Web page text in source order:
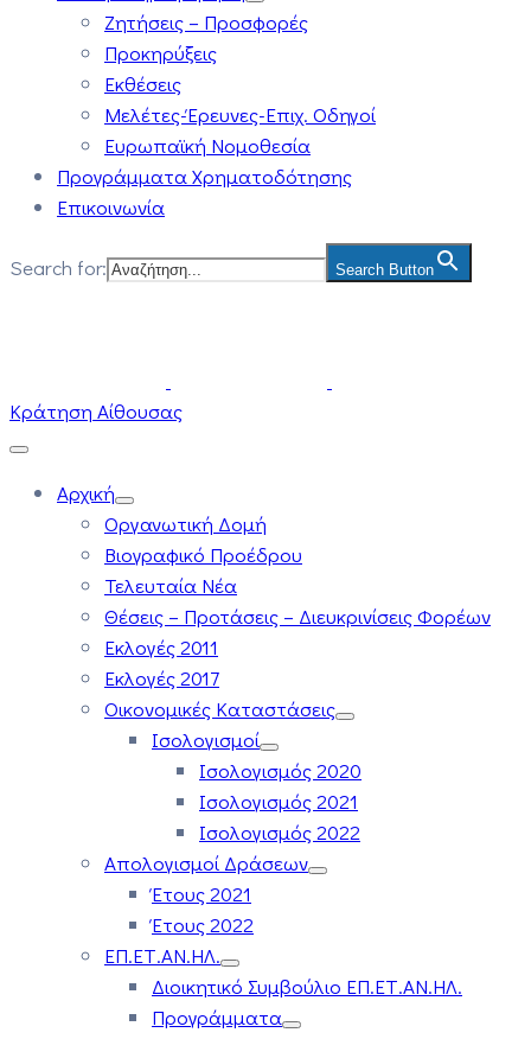
Ζητήσεις – Προσφορές
Προκηρύξεις
Εκθέσεις
Μελέτες-Έρευνες-Επιχ. Οδηγοί
Ευρωπαϊκή Νομοθεσία
Προγράμματα Χρηματοδότησης
Επικοινωνία
Search for: Search Button
Κράτηση Αίθουσας
Αρχική
Οργανωτική Δομή
Βιογραφικό Προέδρου
Τελευταία Νέα
Θέσεις – Προτάσεις – Διευκρινίσεις Φορέων
Εκλογές 2011
Εκλογές 2017
Οικονομικές Καταστάσεις
Ισολογισμοί
Ισολογισμός 2020
Ισολογισμός 2021
Ισολογισμός 2022
Απολογισμοί Δράσεων
Έτους 2021
Έτους 2022
ΕΠ.ΕΤ.ΑΝ.ΗΛ.
Διοικητικό Συμβούλιο ΕΠ.ΕΤ.ΑΝ.ΗΛ.
Προγράμματα